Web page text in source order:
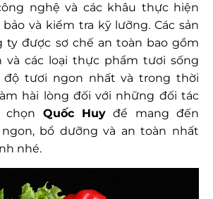
nghệ và các khâu thực hiện
và kiểm tra kỹ lưỡng. Các sản
ty được sơ chế an toàn bao gồm
và các loại thực phẩm tươi sống
độ tươi ngon nhất và trong thời
hài lòng đối với những đối tác
chọn Quốc Huyđể mang đến
bổ dưỡng và an toàn nhất
nhé.